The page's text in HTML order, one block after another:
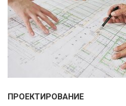
ПРОЕКТИРОВАНИЕ